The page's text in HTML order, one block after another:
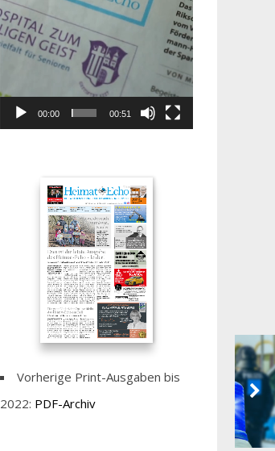
00:00 00:51
Vorherige Print-Ausgaben bis
2022: PDF-Archiv